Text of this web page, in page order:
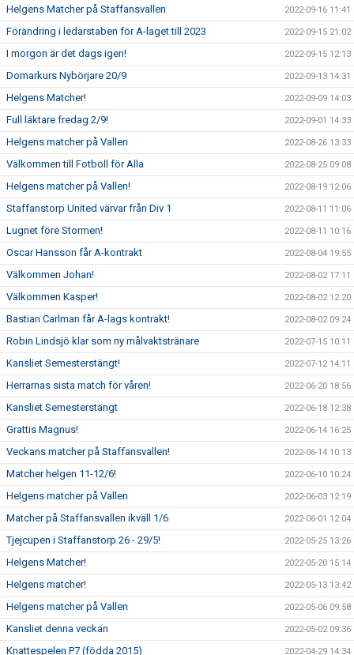
Helgens Matcher på Staffansvallen 2022-09-16 11:41
Förändring i ledarstaben för A-laget till 2023 2022-09-15 21:02
I morgon är det dags igen! 2022-09-15 12:13
Domarkurs Nybörjare 20/9 2022-09-13 14:31
Helgens Matcher! 2022-09-09 14:03
Full läktare fredag 2/9! 2022-09-01 14:33
Helgens matcher på Vallen 2022-08-26 13:33
Välkommen till Fotboll för Alla 2022-08-25 09:08
Helgens matcher på Vallen! 2022-08-19 12:06
Staffanstorp United värvar från Div 1 2022-08-11 11:06
Lugnet före Stormen! 2022-08-11 10:16
Oscar Hansson får A-kontrakt 2022-08-04 19:55
Välkommen Johan! 2022-08-02 17:11
Välkommen Kasper! 2022-08-02 12:20
Bastian Carlman får A-lags kontrakt! 2022-08-02 09:24
Robin Lindsjö klar som ny målvaktstränare 2022-07-15 10:11
Kansliet Semesterstängt! 2022-07-12 14:11
Herrarnas sista match för våren! 2022-06-20 18:56
Kansliet Semesterstängt 2022-06-18 12:38
Grattis Magnus! 2022-06-14 16:25
Veckans matcher på Staffansvallen! 2022-06-14 10:13
Matcher helgen 11-12/6! 2022-06-10 10:24
Helgens matcher på Vallen 2022-06-03 12:19
Matcher på Staffansvallen ikväll 1/6 2022-06-01 12:04
Tjejcupen i Staffanstorp 26 - 29/5! 2022-05-25 13:26
Helgens Matcher! 2022-05-20 15:14
Helgens matcher! 2022-05-13 13:42
Helgens matcher på Vallen 2022-05-06 09:58
Kansliet denna veckan 2022-05-02 09:36
Knattespelen P7 (födda 2015) 2022-04-29 14:34